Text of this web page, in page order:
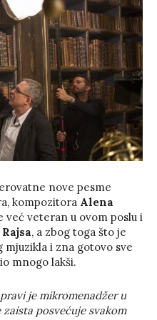
nove pesme
kompozitora Alena
već veteran u ovom poslu i
, a zbog toga što je
i zna gotovo sve
mnogo lakši.
je mikromenadžer u
posvećuje svakom